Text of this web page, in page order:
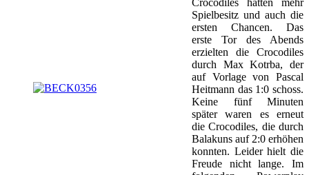
Crocodiles hatten mehr
Spielbesitz und auch die
ersten Chancen. Das
erste Tor des Abends
erzielten die Crocodiles
durch Max Kotrba, der
auf Vorlage von Pascal
Heitmann das 1:0 schoss.
Keine fünf Minuten
später waren es erneut
die Crocodiles, die durch
Balakuns auf 2:0 erhöhen
konnten. Leider hielt die
Freude nicht lange. Im